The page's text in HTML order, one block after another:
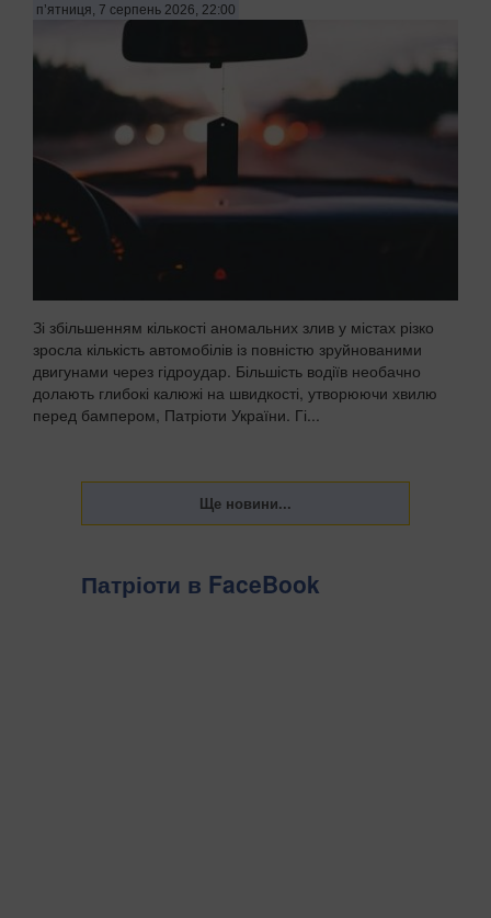
п’ятниця, 7 серпень 2026, 22:00
Зі збільшенням кількості аномальних злив у містах різко
зросла кількість автомобілів із повністю зруйнованими
двигунами через гідроудар. Більшість водіїв необачно
долають глибокі калюжі на швидкості, утворюючи хвилю
перед бампером, Патріоти України. Гі...
Патріоти в FaceBook